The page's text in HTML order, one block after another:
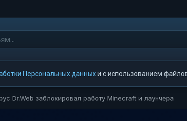
Персональных данныхи с использованием
Dr.Web заблокировал работу Minecraft и лаунчера